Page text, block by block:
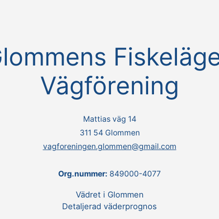
Vägförening
Mattias väg 14
311 54 Glommen
vagforeningen.glommen@gmail.com
Org.nummer: 849000-4077
Vädret i Glommen
Detaljerad väderprognos